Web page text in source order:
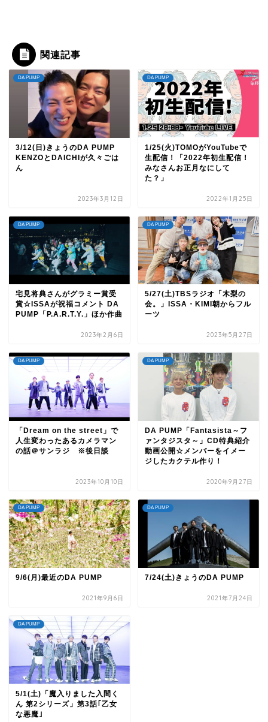
関連記事
DA PUMP
3/12(日)きょうのDA PUMP
KENZOとDAICHIが久々ごは
ん
2023年3月12日
DA PUMP
1/25(火)TOMOがYouTubeで
生配信！「2022年初生配信！
みなさんお正月なにして
た？」
2022年1月25日
DA PUMP
宅見将典さんがグラミー賞受
賞☆ISSAが祝福コメント DA
PUMP「P.A.R.T.Y.」ほか作曲
2023年2月6日
DA PUMP
5/27(土)TBSラジオ「木梨の
会。」ISSA・KIMI朝からフル
ーツ
2023年5月27日
DA PUMP
「Dream on the street」で
人生変わったあるカメラマン
の話＠サンラジ ※後日談
2023年10月10日
DA PUMP
DA PUMP「Fantasista～フ
ァンタジスタ～」CD特典紹介
動画公開☆メンバーをイメー
ジしたカクテル作り！
2020年9月27日
DA PUMP
9/6(月)最近のDA PUMP
2021年9月6日
DA PUMP
7/24(土)きょうのDA PUMP
2021年7月24日
DA PUMP
5/1(土)「魔入りました入間く
ん 第2シリーズ」第3話｢乙女
な悪魔｣